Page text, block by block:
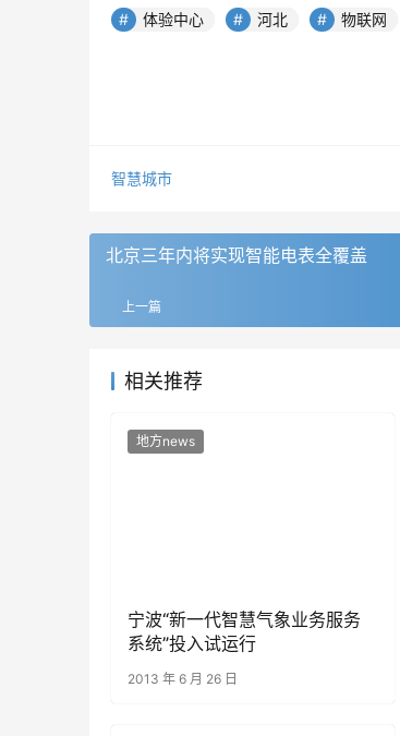
体验中心 河北 物联网
智慧城市
北京三年内将实现智能电表全覆盖
上一篇
相关推荐
地方news
宁波“新一代智慧气象业务服务
系统”投入试运行
2013 年 6 月 26 日